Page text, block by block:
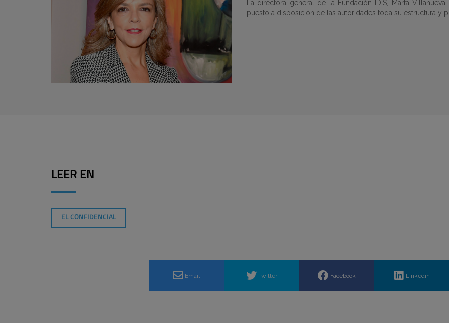
La directora general de la Fundación IDIS, Marta
puesto a disposición de las autoridades toda su estructura y
LEER EN
EL CONFIDENCIAL
Email Twitter Facebook Linkedin